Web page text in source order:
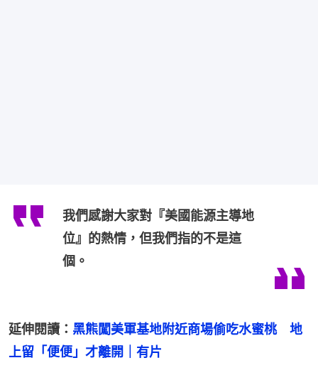
我們感謝大家對『美國能源主導地
位』的熱情，但我們指的不是這
個。
延伸閱讀： 黑熊闖美軍基地附近商場偷吃水蜜桃　地
上留「便便」才離開｜有片